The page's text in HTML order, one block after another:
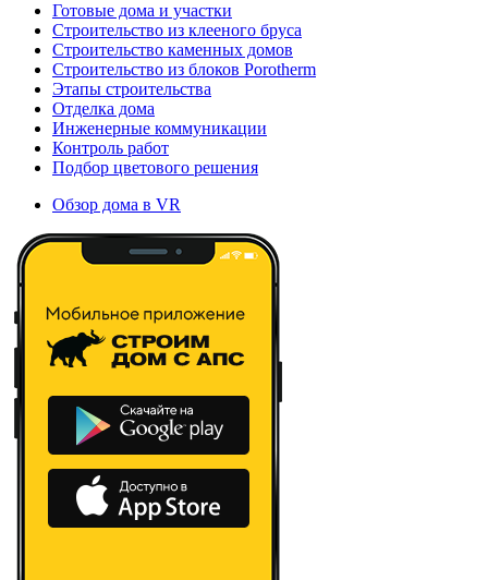
Готовые дома и участки
Строительство из клееного бруса
Строительство каменных домов
Строительство из блоков Porotherm
Этапы строительства
Отделка дома
Инженерные коммуникации
Контроль работ
Подбор цветового решения
Обзор дома в VR